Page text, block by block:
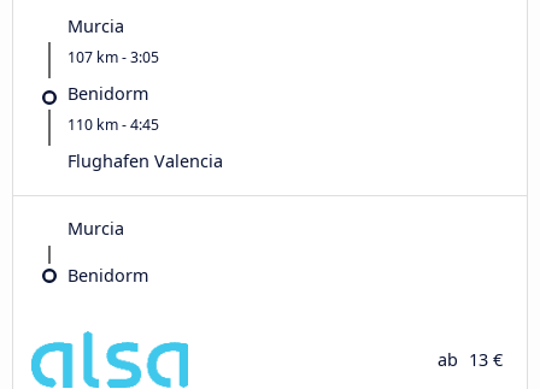
Murcia
107 km - 3:05
Benidorm
110 km - 4:45
Flughafen Valencia
Murcia
Benidorm
ab 13 €